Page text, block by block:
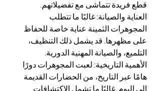
قطع فريدة تتماشى مع تفضيلاتهم.
العناية والصيانة: غالبًا ما تتطلب
المجوهرات الثمينة عناية خاصة للحفاظ
على مظهرها. قد يشمل ذلك التنظيف،
التلميع، والصيانة المهنية الدورية.
الأهمية التاريخية: لعبت المجوهرات دورًا
هامًا عبر التاريخ، من الحضارات القديمة
إلى اليوم. غالبًا ما تشمل الاكتشافات